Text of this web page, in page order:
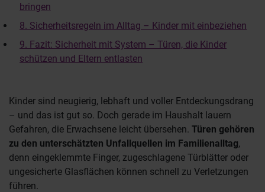
bringen
8. Sicherheitsregeln im Alltag – Kinder mit einbeziehen
9. Fazit: Sicherheit mit System – Türen, die Kinder
schützen und Eltern entlasten
Kinder sind neugierig, lebhaft und voller Entdeckungsdrang
– und das ist gut so. Doch gerade im Haushalt lauern
Gefahren, die Erwachsene leicht übersehen. Türen gehören
zu den unterschätzten Unfallquellen im Familienalltag,
denn eingeklemmte Finger, zugeschlagene Türblätter oder
ungesicherte Glasflächen können schnell zu Verletzungen
führen.